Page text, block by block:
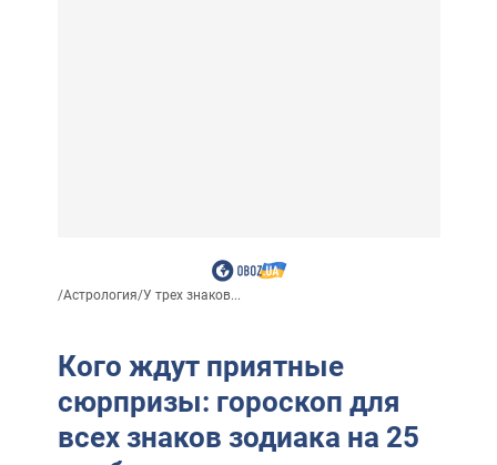
/Астрология/У трех знаков...
Кого ждут приятные
сюрпризы: гороскоп для
всех знаков зодиака на 25